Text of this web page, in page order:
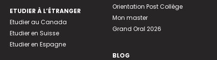
ETUDIER À L’ÉTRANGER
Etudier au Canada
Etudier en Suisse
Etudier en Espagne
Orientation Post Collège
Mon master
Grand Oral 2026
BLOG